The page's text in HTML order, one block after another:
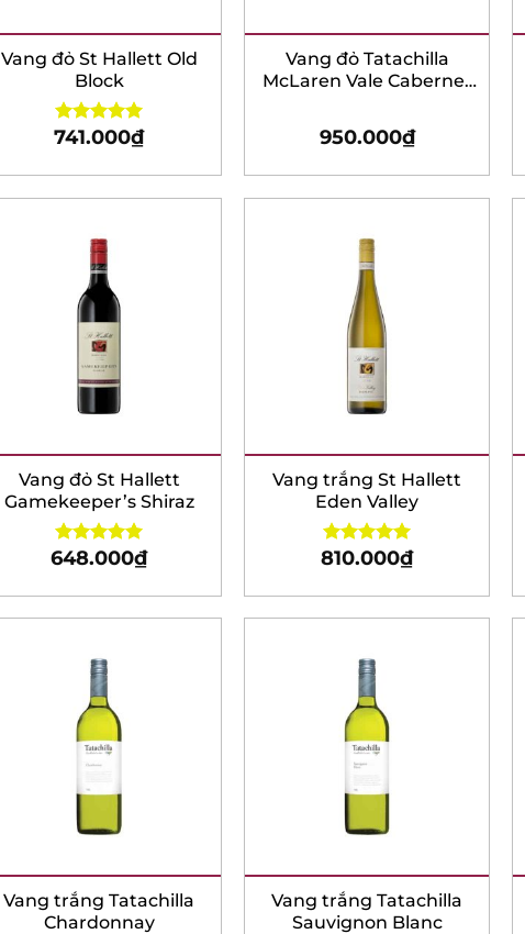
Vang đỏ St Hallett Old
Block
Rated5.00
741.000₫
Vang đỏ Tatachilla
McLaren Vale Cabernet
950.000₫
Vang đỏ St Hallett
Gamekeeper’s Shiraz
Rated5.00
648.000₫
Vang trắng St Hallett
Eden Valley
Rated5.00
810.000₫
Vang trắng Tatachilla
Chardonnay
Vang trắng Tatachilla
Sauvignon Blanc